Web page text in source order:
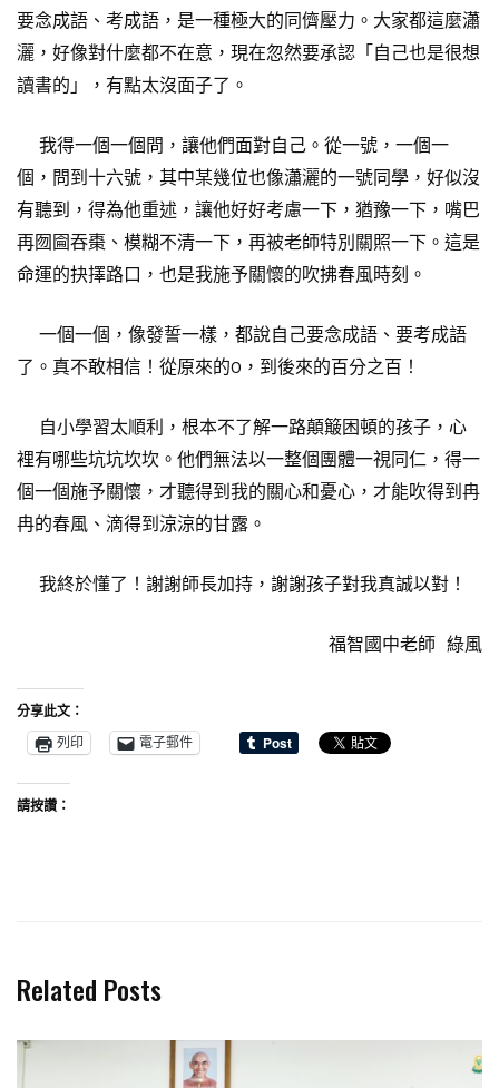
要念成語、考成語，是一種極大的同儕壓力。大家都這麼瀟
灑，好像對什麼都不在意，現在忽然要承認「自己也是很想
讀書的」，有點太沒面子了。
我得一個一個問，讓他們面對自己。從一號，一個一
個，問到十六號，其中某幾位也像瀟灑的一號同學，好似沒
有聽到，得為他重述，讓他好好考慮一下，猶豫一下，嘴巴
再囫圇吞棗、模糊不清一下，再被老師特別關照一下。這是
命運的抉擇路口，也是我施予關懷的吹拂春風時刻。
一個一個，像發誓一樣，都說自己要念成語、要考成語
了。真不敢相信！從原來的0，到後來的百分之百！
自小學習太順利，根本不了解一路顛簸困頓的孩子，心
裡有哪些坑坑坎坎。他們無法以一整個團體一視同仁，得一
個一個施予關懷，才聽得到我的關心和憂心，才能吹得到冉
冉的春風、滴得到涼涼的甘露。
我終於懂了！謝謝師長加持，謝謝孩子對我真誠以對！
福智國中老師 綠風
分享此文：
列印
電子郵件
請按讚：
Related Posts